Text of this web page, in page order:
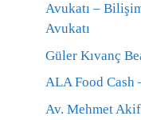
Avukatı –
Avukatı
Güler Kıvanç
ALA Food Cash
Av. Mehmet